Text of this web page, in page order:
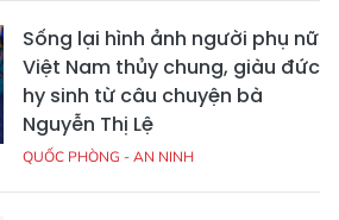
Sống lại hình ảnh người phụ nữ
Việt Nam thủy chung, giàu đức
hy sinh từ câu chuyện bà
Nguyễn Thị Lệ
QUỐC PHÒNG - AN NINH